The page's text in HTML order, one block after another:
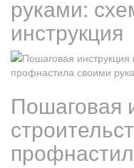
руками:
инструкция
Пошаговая